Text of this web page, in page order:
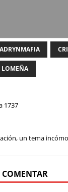
LOMEÑA
1737
un tema
COMENTAR